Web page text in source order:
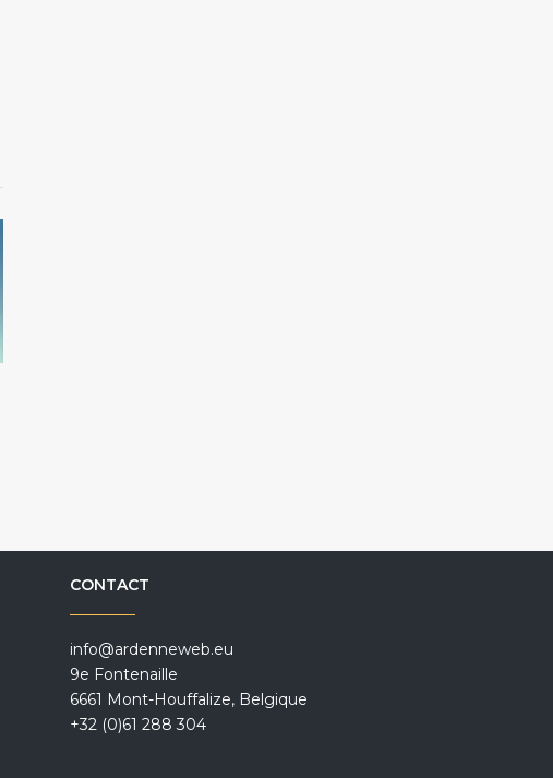
CONTACT
info@ardenneweb.eu
9e Fontenaille
6661 Mont-Houffalize, Belgique
+32 (0)61 288 304